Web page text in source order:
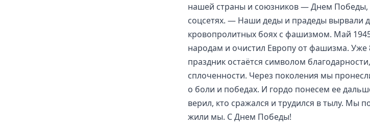
нашей страны и союзников — Днем Победы,
соцсетях. — Наши деды и прадеды вырвали
кровопролитных боях с фашизмом. Май
народам и очистил Европу от фашизма. Уже
праздник остаётся символом
сплоченности. Через поколения мы
о боли и победах. И гордо понесем ее
верил, кто сражался и трудился в тылу. Мы
жили мы. С Днем Победы!